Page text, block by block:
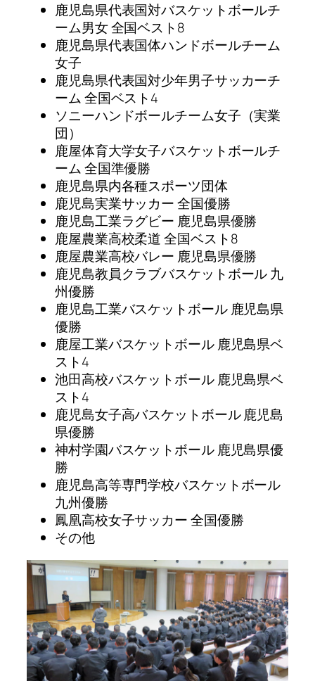
鹿児島県代表国対バスケットボールチ
ーム男女 全国ベスト8
鹿児島県代表国体ハンドボールチーム
女子
鹿児島県代表国対少年男子サッカーチ
ーム 全国ベスト4
ソニーハンドボールチーム女子（実業
団）
鹿屋体育大学女子バスケットボールチ
ーム 全国準優勝
鹿児島県内各種スポーツ団体
鹿児島実業サッカー 全国優勝
鹿児島工業ラグビー 鹿児島県優勝
鹿屋農業高校柔道 全国ベスト8
鹿屋農業高校バレー 鹿児島県優勝
鹿児島教員クラブバスケットボール 九
州優勝
鹿児島工業バスケットボール 鹿児島県
優勝
鹿屋工業バスケットボール 鹿児島県ベ
スト4
池田高校バスケットボール 鹿児島県ベ
スト4
鹿児島女子高バスケットボール 鹿児島
県優勝
神村学園バスケットボール 鹿児島県優
勝
鹿児島高等専門学校バスケットボール
九州優勝
鳳凰高校女子サッカー 全国優勝
その他